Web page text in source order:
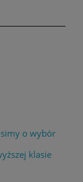
o wybór
klasie